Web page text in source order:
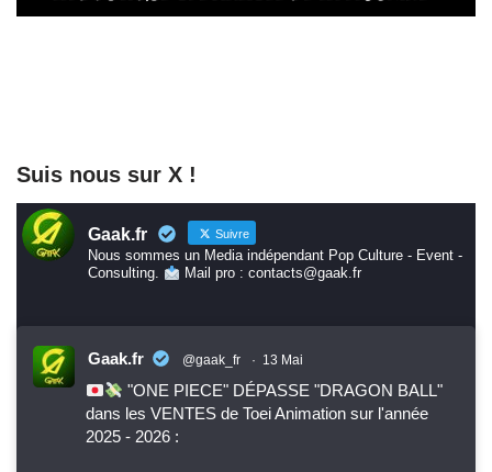
Suis nous sur X !
Gaak.fr Suivre
Nous sommes un Media indépendant Pop Culture - Event -
Consulting.
Mail pro : contacts@gaak.fr
Gaak.fr @gaak_fr · 13 Mai
"ONE PIECE" DÉPASSE "DRAGON BALL"
dans les VENTES de Toei Animation sur l'année
2025 - 2026 :